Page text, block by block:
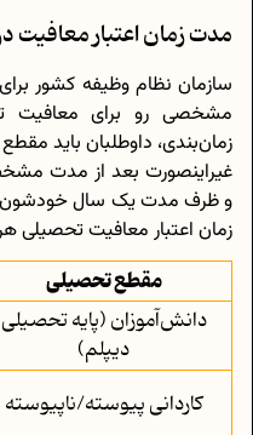
مدت زمان اعتبار
سازمان نظام وظیفه کشور
مشخصی رو برای معافیت
زمان‌بندی، داوطلبان باید
غیراینصورت بعد از مدت
و ظرف مدت یک سال خودشون
زمان اعتبار معافیت تحصیلی
مقطع تحصیلی
دانش‌آموزان (پایه تحصیلی
دیپلم)
کاردانی پیوسته/ناپیوسته